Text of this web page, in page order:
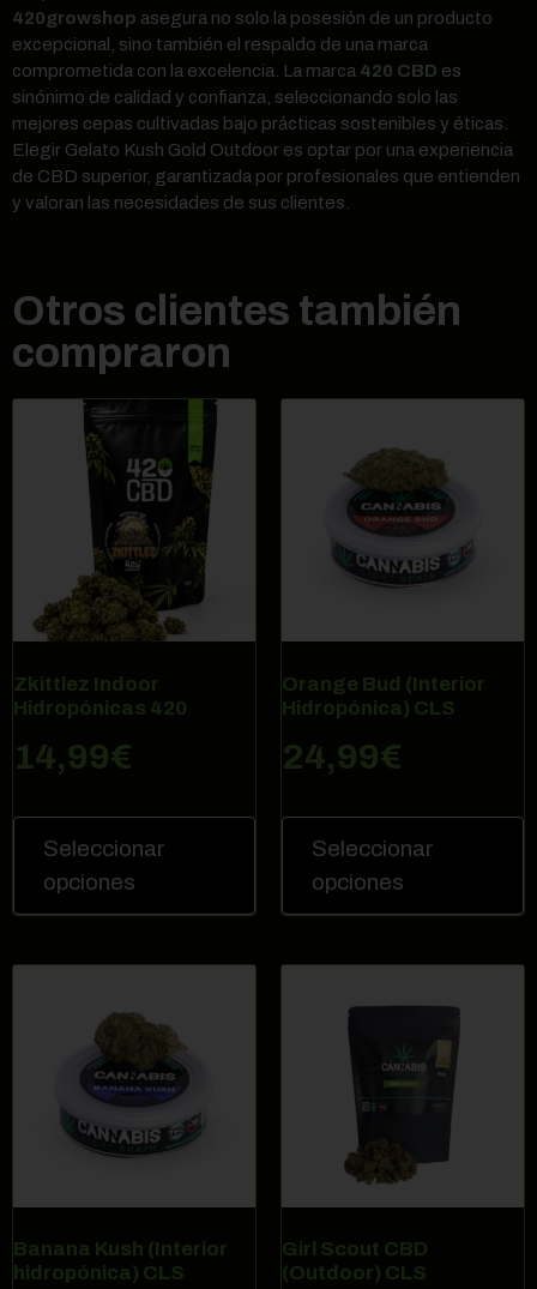
420growshop asegura no solo la posesión de un producto
excepcional, sino también el respaldo de una marca
comprometida con la excelencia. La marca 420 CBD es
sinónimo de calidad y confianza, seleccionando solo las
mejores cepas cultivadas bajo prácticas sostenibles y éticas.
Elegir Gelato Kush Gold Outdoor es optar por una experiencia
de CBD superior, garantizada por profesionales que entienden
y valoran las necesidades de sus clientes.
Otros clientes también
compraron
Zkittlez Indoor
Hidropónicas 420
14,99€
Seleccionar
opciones
Orange Bud (Interior
Hidropónica) CLS
24,99€
Seleccionar
opciones
Banana Kush (Interior
hidropónica) CLS
Girl Scout CBD
(Outdoor) CLS